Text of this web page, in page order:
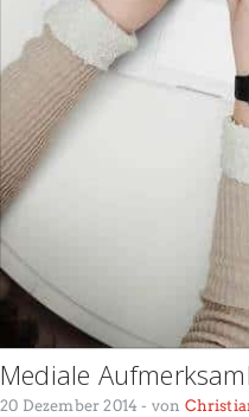
Mediale
20 Dezember 2014 - von